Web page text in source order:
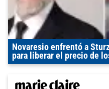
Novaresio enfrentó a
para liberar el precio de